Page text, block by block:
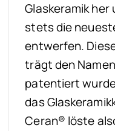
Glaskeramik
stets die
entwerfen.
trägt den
patentiert
das
Ceran® löste